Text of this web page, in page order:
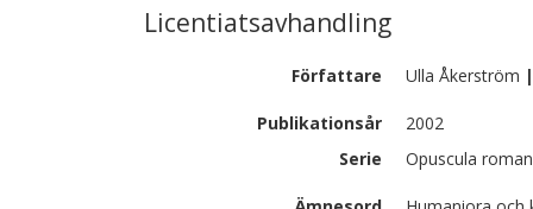
Licentiatsavhandling
Författare Ulla Åkerström |
Publikationsår
2002
Serie
Opuscula